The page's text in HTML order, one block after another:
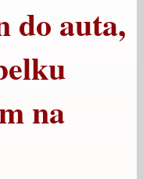
do auta,
na